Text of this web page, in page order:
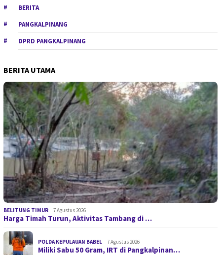
BERITA
PANGKALPINANG
DPRD PANGKALPINANG
BERITA UTAMA
BELITUNG TIMUR 7 Agustus 2026
Harga Timah Turun, Aktivitas Tambang di …
POLDA KEPULAUAN BABEL 7 Agustus 2026
Miliki Sabu 50 Gram, IRT di Pangkalpinan…